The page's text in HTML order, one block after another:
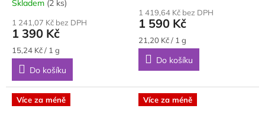
Skladem (2 ks)
1 241,07 Kč bez DPH
1 390 Kč
Měrná
cena:
15,24 Kč / 1 g
Do košíku
produktu
je
4,3
z
hvězdiček.
1 419,64 Kč bez DPH
1 590 Kč
Měrná
cena:
21,20 Kč / 1 g
Do košíku
Více za méně Více za méně